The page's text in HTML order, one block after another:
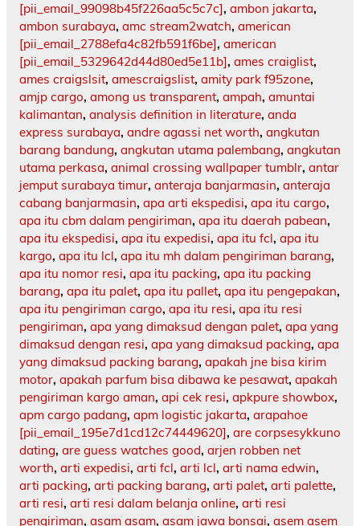
[pii_email_99098b45f226aa5c5c7c], ambon jakarta,
ambon surabaya, amc stream2watch, american
[pii_email_2788efa4c82fb591f6be], american
[pii_email_5329642d44d80ed5e11b], ames craiglist,
ames craigslsit, amescraigslist, amity park f95zone,
amjp cargo, among us transparent, ampah, amuntai
kalimantan, analysis definition in literature, anda
express surabaya, andre agassi net worth, angkutan
barang bandung, angkutan utama palembang, angkutan
utama perkasa, animal crossing wallpaper tumblr, antar
jemput surabaya timur, anteraja banjarmasin, anteraja
cabang banjarmasin, apa arti ekspedisi, apa itu cargo,
apa itu cbm dalam pengiriman, apa itu daerah pabean,
apa itu ekspedisi, apa itu expedisi, apa itu fcl, apa itu
kargo, apa itu lcl, apa itu mh dalam pengiriman barang,
apa itu nomor resi, apa itu packing, apa itu packing
barang, apa itu palet, apa itu pallet, apa itu pengepakan,
apa itu pengiriman cargo, apa itu resi, apa itu resi
pengiriman, apa yang dimaksud dengan palet, apa yang
dimaksud dengan resi, apa yang dimaksud packing, apa
yang dimaksud packing barang, apakah jne bisa kirim
motor, apakah parfum bisa dibawa ke pesawat, apakah
pengiriman kargo aman, api cek resi, apkpure showbox,
apm cargo padang, apm logistic jakarta, arapahoe
[pii_email_195e7d1cd12c74449620], are corpsesykkuno
dating, are guess watches good, arjen robben net
worth, arti expedisi, arti fcl, arti lcl, arti nama edwin,
arti packing, arti packing barang, arti palet, arti palette,
arti resi, arti resi dalam belanja online, arti resi
pengiriman, asam asam, asam jawa bonsai, asem asem